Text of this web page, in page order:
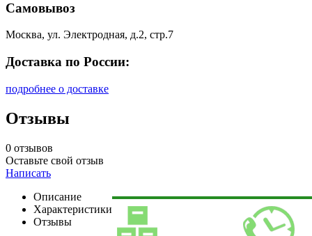
Самовывоз
Москва, ул. Электродная, д.2, стр.7
Доставка по России:
подробнее о доставке
Отзывы
0 отзывов
Оставьте свой отзыв
Написать
Описание
Характеристики
Отзывы